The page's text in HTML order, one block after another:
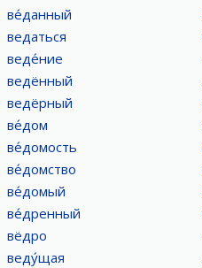
ве́данный
ведаться
веде́ние
ведённый
ведёрный
ве́дом
ве́домость
ве́домство
ве́домый
ве́дренный
вёдро
веду́щая